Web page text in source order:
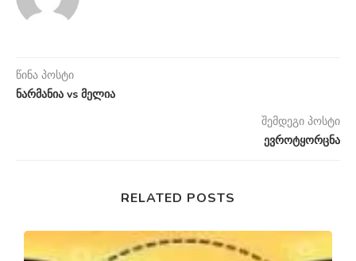
წინა პოსტი
ნარმანია vs მელია
შემდეგი პოსტი
ევროტყორცნა
RELATED POSTS